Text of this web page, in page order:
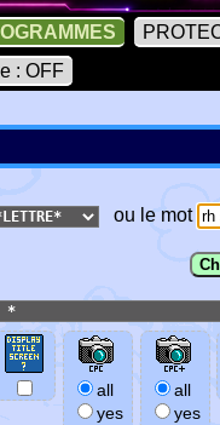
: OFF
ou le mot
all
yes
all
yes